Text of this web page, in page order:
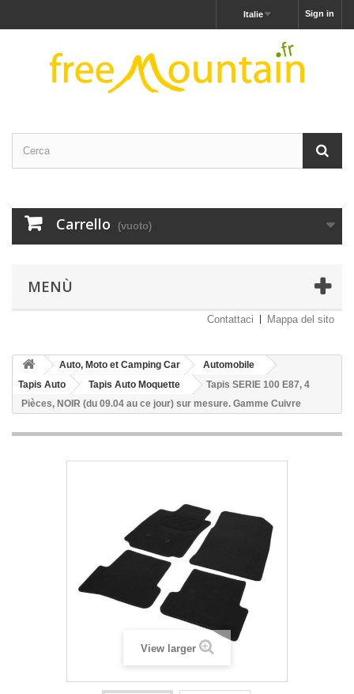
Sign in
Italie
Carrello (vuoto)
MENÙ
Contattaci Mappa del sito
Auto, Moto et Camping Car
Automobile
Tapis Auto
Tapis Auto Moquette
Tapis SERIE 100 E87, 4
Pièces, NOIR (du 09.04 au ce jour) sur mesure. Gamme Cuivre
View larger